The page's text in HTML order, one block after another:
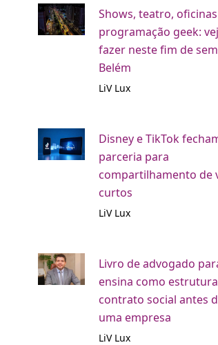
Shows, teatro,
programação geek:
fazer neste fim de
Belém
LiV Lux
Disney e TikTok
parceria para
compartilhamento de
curtos
LiV Lux
Livro de advogado
ensina como
contrato social antes
uma empresa
LiV Lux